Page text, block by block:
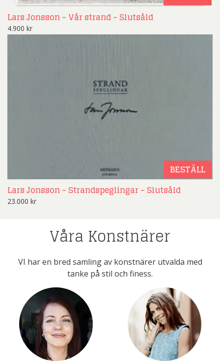
Lars Jonsson – Vår strand – Slutsåld
4.900 kr
BESTÄLL
Lars Jonsson – Strandspeglingar – Slutsåld
23.000 kr
Våra Konstnärer
VI har en bred samling av konstnärer utvalda med
tanke på stil och finess.